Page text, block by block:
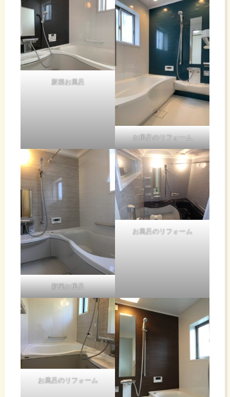
さい、そも
そもなんで
使ってから
外した電池
なのでしょ
うか？
液漏れなど
その3
トイレの節
水グッズ、
タンクにレ
ンガ、ビー
ル瓶・・・
ダ
メ！
ゼ
ッ
タ
切りとり器
です。
照明
検、
交換
は電
気工
事士
の
い
る弊
社ま
日蓄
電池
日記
を更
新
2年
と7
日、
963
日毎
日記
れる方
当
然
し
て
い
ま
す
使う道具は
イバー1本
取り外した
ま
す♪
せはこちら
https://fusomaintenance.com/asaaaaa/
あああ、失
敗の尻ぬぐ
いばっか
とりあえず
AI補正した
写真はひと
ことコメン
ト入れてお
くようにし
ますか。
新築お風呂
お風呂のリフォーム
新築お風呂
お風呂のリフォーム
お風呂のリフォーム